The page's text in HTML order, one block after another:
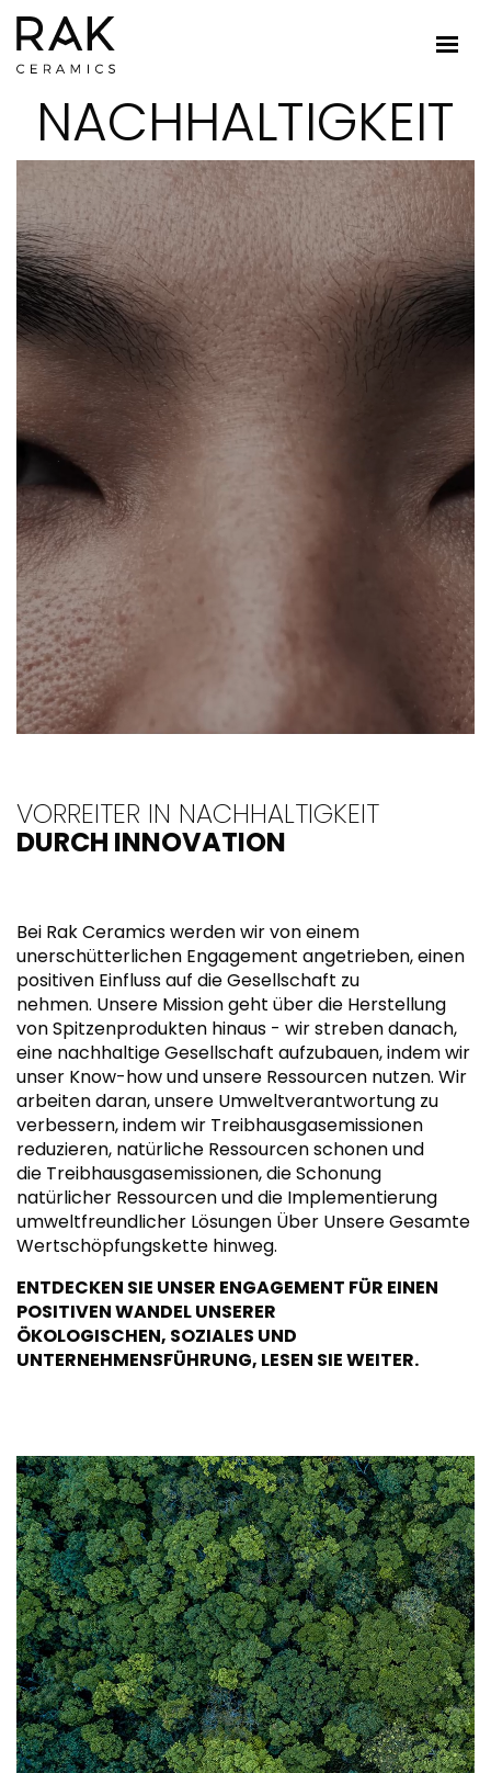
NACHHALTIGKEIT
VORREITER IN NACHHALTIGKEIT
DURCH INNOVATION
Bei Rak Ceramics werden wir von einem
unerschütterlichen Engagement angetrieben, einen
positiven Einfluss auf die Gesellschaft zu
nehmen. Unsere Mission geht über die Herstellung
von Spitzenprodukten hinaus - wir streben danach,
eine nachhaltige Gesellschaft aufzubauen, indem wir
unser Know-how und unsere Ressourcen nutzen. Wir
arbeiten daran, unsere Umweltverantwortung zu
verbessern, indem wir Treibhausgasemissionen
reduzieren, natürliche Ressourcen schonen und
die Treibhausgasemissionen, die Schonung
natürlicher Ressourcen und die Implementierung
umweltfreundlicher Lösungen Über Unsere Gesamte
Wertschöpfungskette hinweg.
ENTDECKEN SIE UNSER ENGAGEMENT FÜR EINEN
POSITIVEN WANDEL UNSERER
ÖKOLOGISCHEN, SOZIALES UND
UNTERNEHMENSFÜHRUNG, LESEN SIE WEITER.